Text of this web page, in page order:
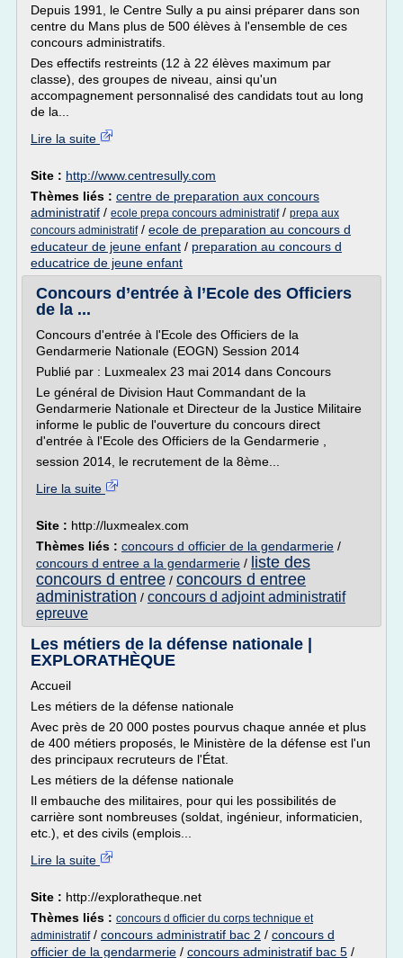
Depuis 1991, le Centre Sully a pu ainsi préparer dans son
centre du Mans plus de 500 élèves à l'ensemble de ces
concours administratifs.
Des effectifs restreints (12 à 22 élèves maximum par
classe), des groupes de niveau, ainsi qu'un
accompagnement personnalisé des candidats tout au long
de la...
Lire la suite
Site : http://www.centresully.com
Thèmes liés : centre de preparation aux concours
administratif / ecole prepa concours administratif/ prepa aux
concours administratif/ ecole de preparation au concours d
educateur de jeune enfant / preparation au concours d
educatrice de jeune enfant
Concours d’entrée à l’Ecole des Officiers
de la ...
Concours d'entrée à l'Ecole des Officiers de la
Gendarmerie Nationale (EOGN) Session 2014
Publié par : Luxmealex 23 mai 2014 dans Concours
Le général de Division Haut Commandant de la
Gendarmerie Nationale et Directeur de la Justice Militaire
informe le public de l'ouverture du concours direct
d'entrée à l'Ecole des Officiers de la Gendarmerie ,
session 2014, le recrutement de la 8ème...
Lire la suite
Site : http://luxmealex.com
Thèmes liés : concours d officier de la gendarmerie /
concours d entree a la gendarmerie / liste des
concours d entree / concours d entree
administration / concours d adjoint administratif
epreuve
Les métiers de la défense nationale |
EXPLORATHÈQUE
Accueil
Les métiers de la défense nationale
Avec près de 20 000 postes pourvus chaque année et plus
de 400 métiers proposés, le Ministère de la défense est l'un
des principaux recruteurs de l'État.
Les métiers de la défense nationale
Il embauche des militaires, pour qui les possibilités de
carrière sont nombreuses (soldat, ingénieur, informaticien,
etc.), et des civils (emplois...
Lire la suite
Site : http://exploratheque.net
Thèmes liés : concours d officier du corps technique et
administratif/ concours administratif bac 2 / concours d
officier de la gendarmerie / concours administratif bac 5 /